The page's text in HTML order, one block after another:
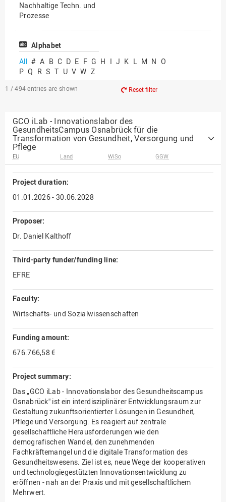
Nachhaltige Techn. und
Prozesse
Vielfältiges Forschen
Alphabet
All # A B C D E F G H I J K L M N O
P Q R S T U V W Z
1 / 494 entries are shown Reset filter
GCO iLab - Innovationslabor des
GesundheitsCampus Osnabrück für die
Transformation von Gesundheit, Versorgung und
Pflege
EU Land WiSo GGW
Project duration:
01.01.2026 - 30.06.2028
Proposer:
Dr. Daniel Kalthoff
Third-party funder/funding line:
EFRE
Faculty:
Wirtschafts- und Sozialwissenschaften
Funding amount:
676.766,58 €
Project summary:
Das „GCO iLab - Innovationslabor des Gesundheitscampus
Osnabrück" ist ein interdisziplinärer Entwicklungsraum zur
Gestaltung zukunftsorientierter Lösungen in Gesundheit,
Pflege und Versorgung. Es reagiert auf zentrale
gesellschaftliche Herausforderungen wie den
demografischen Wandel, den zunehmenden
Fachkräftemangel und die digitale Transformation des
Gesundheitswesens. Ziel ist es, neue Wege der kooperativen
und technologiegestützten Innovationsentwicklung zu
eröffnen - nah an der Praxis und mit gesellschaftlichem
Mehrwert.